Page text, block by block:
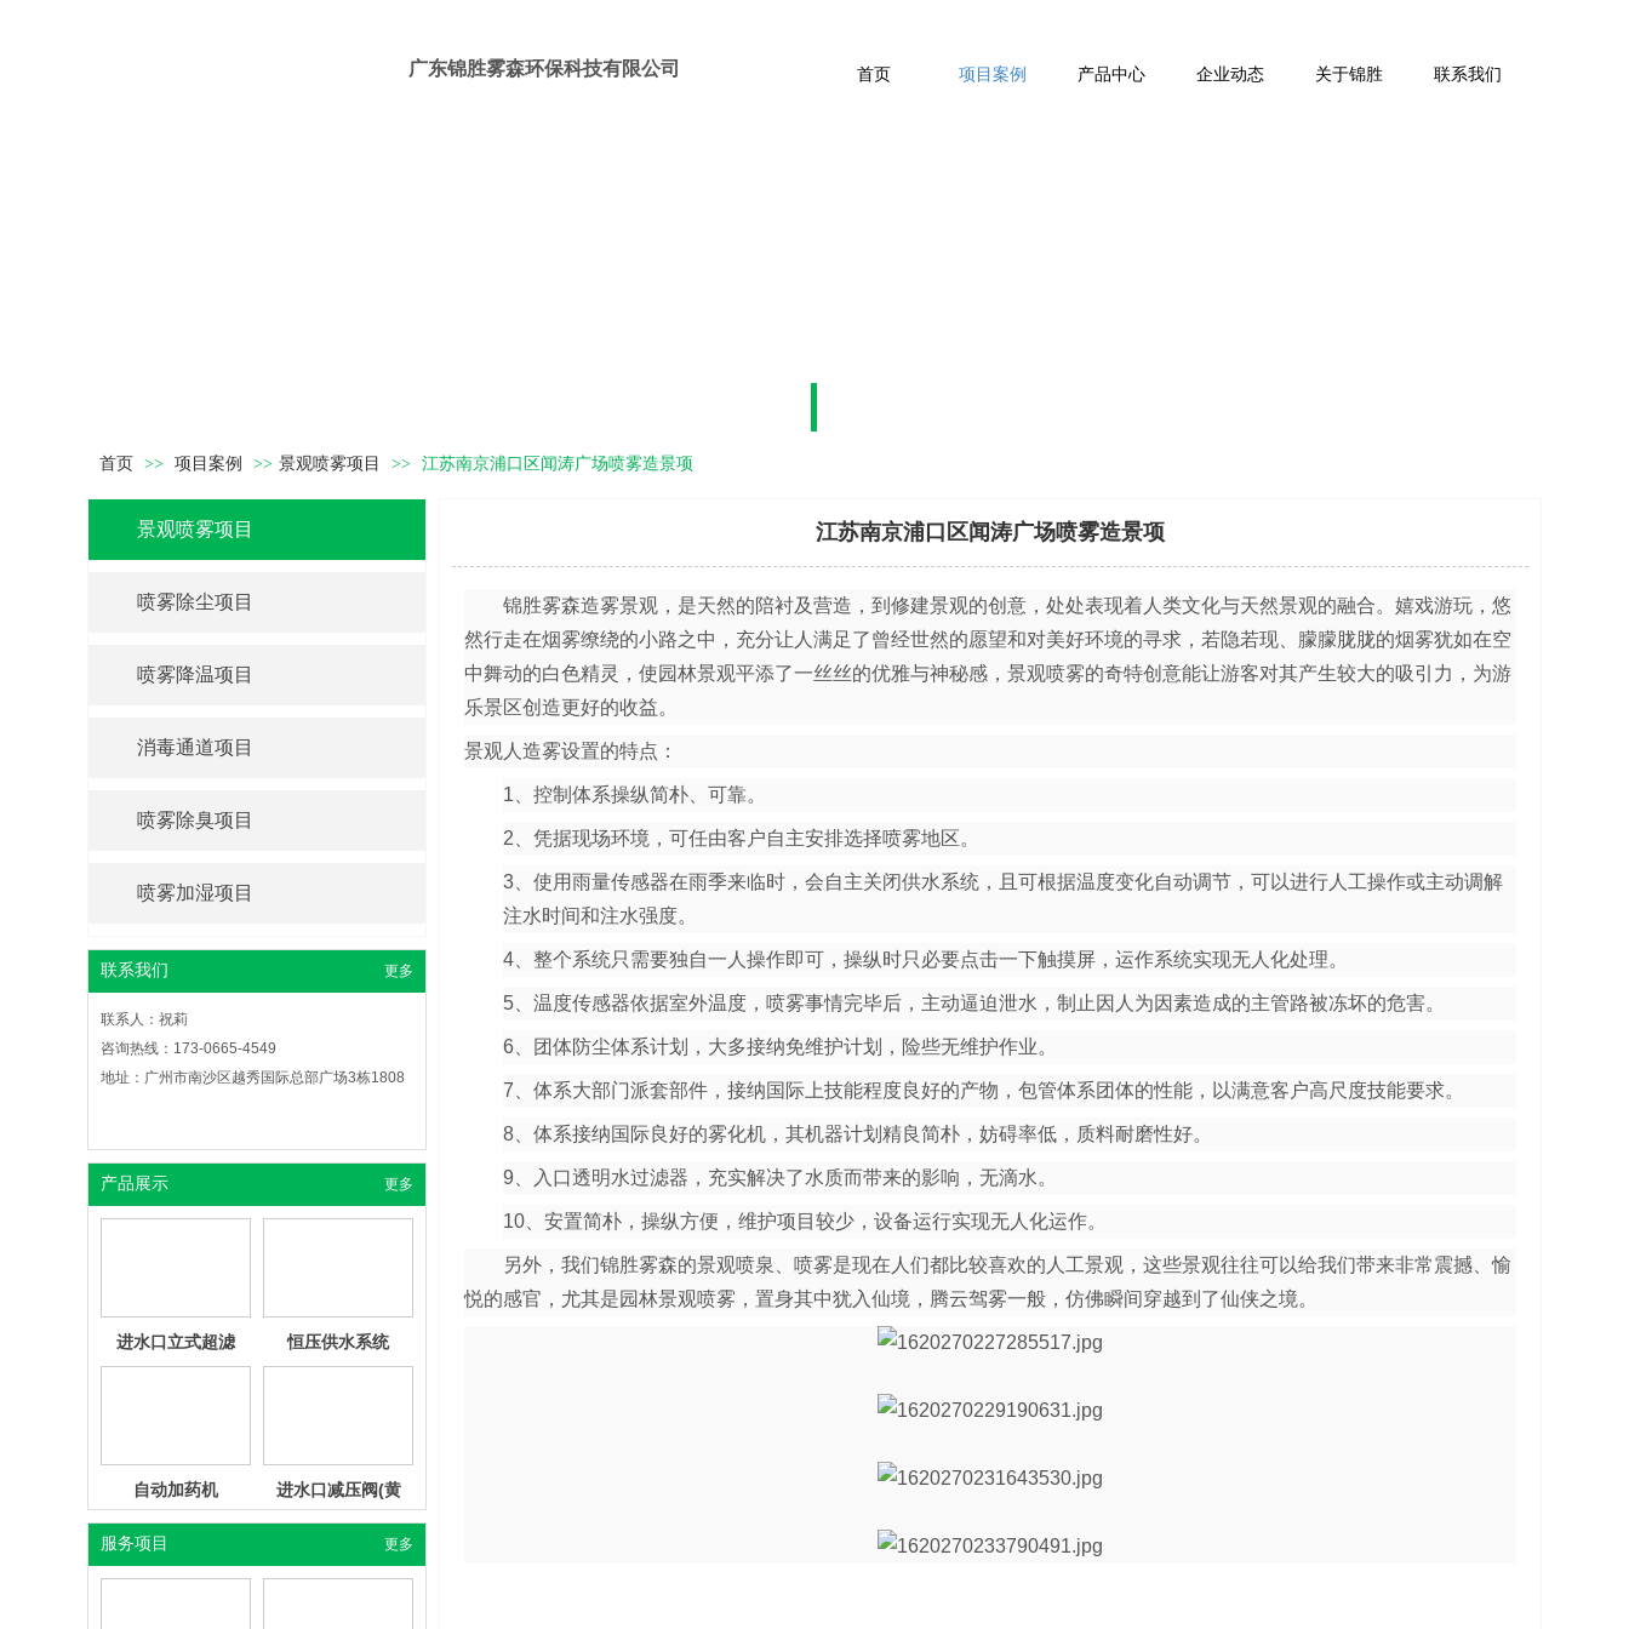
广东锦胜雾森环保科技有限公司 首页 项目案例 产品中心 企业动态 关于锦胜 联系我们
首页 >> 项目案例 >> 景观喷雾项目 >> 江苏南京浦口区闻涛广场喷雾造景项
景观喷雾项目
喷雾除尘项目
喷雾降温项目
消毒通道项目
喷雾除臭项目
喷雾加湿项目
联系我们 更多
联系人：祝莉
咨询热线：173-0665-4549
地址：广州市南沙区越秀国际总部广场3栋1808
产品展示 更多
特质红宝石喷头底
式）
特质红宝石喷头底
高压不锈钢管
高压复合管
远程集中遥控控制
红外感应器
（不锈钢）
软水系统
进水口三级超滤
（10吋）
进水口立式超滤
（不锈钢）
恒压供水系统
自动加药机
进水口减压阀(黄
铜）
服务项目 更多
雾森降温-加油站降
园林降温-喷雾降温
工业除尘—喷雾除
尘
环境治理—垃圾场
除臭
江苏南京浦口区闻涛广场喷雾造景项
锦胜雾森造雾景观，是天然的陪衬及营造，到修建景观的创意，处处表现着人类文化与天然景观的融合。嬉戏游玩，悠
然行走在烟雾缭绕的小路之中，充分让人满足了曾经世然的愿望和对美好环境的寻求，若隐若现、朦朦胧胧的烟雾犹如在空
中舞动的白色精灵，使园林景观平添了一丝丝的优雅与神秘感，景观喷雾的奇特创意能让游客对其产生较大的吸引力，为游
乐景区创造更好的收益。
景观人造雾设置的特点：
1、控制体系操纵简朴、可靠。
2、凭据现场环境，可任由客户自主安排选择喷雾地区。
3、使用雨量传感器在雨季来临时，会自主关闭供水系统，且可根据温度变化自动调节，可以进行人工操作或主动调解
注水时间和注水强度。
4、整个系统只需要独自一人操作即可，操纵时只必要点击一下触摸屏，运作系统实现无人化处理。
5、温度传感器依据室外温度，喷雾事情完毕后，主动逼迫泄水，制止因人为因素造成的主管路被冻坏的危害。
6、团体防尘体系计划，大多接纳免维护计划，险些无维护作业。
7、体系大部门派套部件，接纳国际上技能程度良好的产物，包管体系团体的性能，以满意客户高尺度技能要求。
8、体系接纳国际良好的雾化机，其机器计划精良简朴，妨碍率低，质料耐磨性好。
9、入口透明水过滤器，充实解决了水质而带来的影响，无滴水。
10、安置简朴，操纵方便，维护项目较少，设备运行实现无人化运作。
另外，我们锦胜雾森的景观喷泉、喷雾是现在人们都比较喜欢的人工景观，这些景观往往可以给我们带来非常震撼、愉
悦的感官，尤其是园林景观喷雾，置身其中犹入仙境，腾云驾雾一般，仿佛瞬间穿越到了仙侠之境。